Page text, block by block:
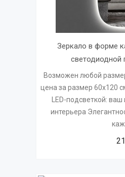
Зеркало в форме
светодиодной
Возможен любой
цена за размер 60х120
LED-подсветкой:
интерьера